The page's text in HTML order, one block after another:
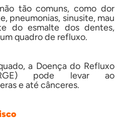
tão comuns, como dor
pneumonias, sinusite, mau
do esmalte dos dentes,
um quadro de refluxo.
a Doença do Refluxo
pode levar ao
e até cânceres.